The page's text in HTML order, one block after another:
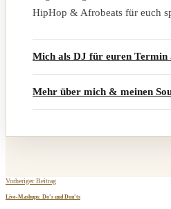
HipHop & Afrobeats für euch
Mich als DJ für euren Termin
Mehr über mich & meinen
Vorheriger Beitrag
Live-Mashups: Do’s und Don’ts